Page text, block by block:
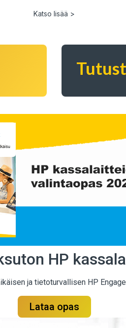
Katso lisää >
HP
ja tietoturvallisen HP
Lataa opas